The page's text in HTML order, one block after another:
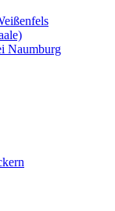
Naumburg